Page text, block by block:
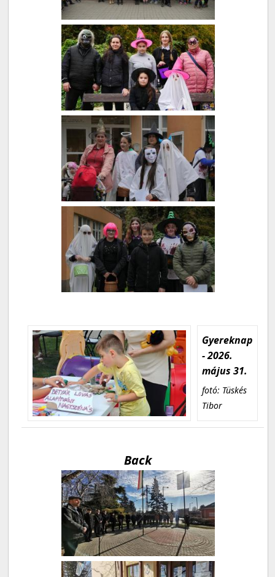
Gyereknap
- 2026.
május 31.
fotó: Tüskés
Tibor
Back